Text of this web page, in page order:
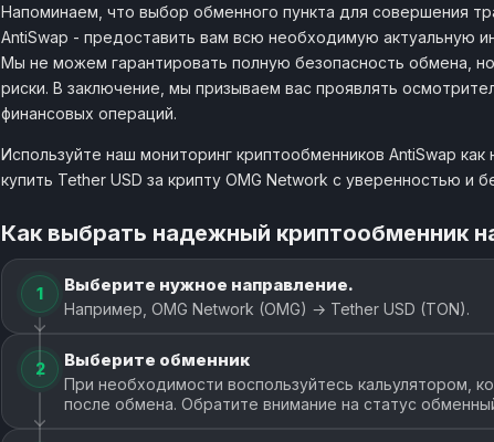
Напоминаем, что выбор обменного пункта для совершения
AntiSwap - предоставить вам всю необходимую актуальную
Мы не можем гарантировать полную безопасность обмена,
риски. В заключение, мы призываем вас проявлять
финансовых операций.
Используйте наш мониторинг криптообменников AntiSwap
купить Tether USD за крипту OMG Network с уверенностью и
Как выбрать надежный криптообменник
1 Выберите нужное направление.
Например, OMG Network (OMG) → Tether USD (TON).
2 Выберите обменник
При необходимости воспользуйтесь кальулятором,
после обмена. Обратите внимание на статус